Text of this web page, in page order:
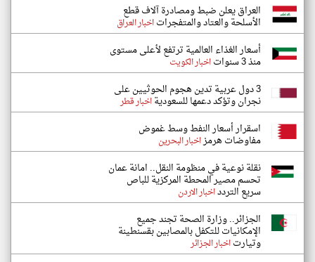
العراق يعلن ضبط ومصادرة آلاف قطع
الأسلحة والعتاد والمتفجراتاخبار العراق
أسعار الغذاء العالمية ترتفع لأعلى مستوى
منذ 3 سنوات اخبار الكويت
3 دول عربية تدين هجوم الحوثيين على
نجران وتؤكد دعمها للسعوديةاخبار قطر
اسقرار أسعار النفط وسط غموض
مفاوضات هرمزاخبار البحرين
نقلة نوعية في منظومة النقل.. امانة عمان
تحسم مصير المحطة المركزية للباص
سريع التردداخبار الاردن
الجزائر.. وزارة الصحة تجند جميع
الإمكانيات للتكفل بالمصابين بقسنطينة
وتيارتاخبار الجزائر